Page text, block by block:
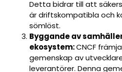
Detta bidrar till att
är driftskompatibla och
sömlöst.
Byggande av
ekosystem:CNCF
gemenskap av
leverantörer. Denna